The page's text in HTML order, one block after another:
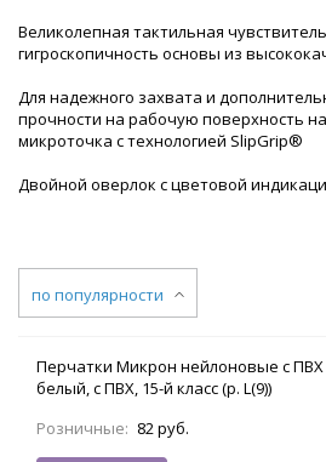
Великолепная тактильная
гигроскопичность основы из
Для надежного захвата и
прочности на рабочую поверхность
микроточка с технологией SlipGrip®
Двойной оверлок с цветовой
по популярности
Перчатки Микрон нейлоновые с ПВХ
белый, с ПВХ, 15-й класс (р. L(9))
Розничные: 82 руб.